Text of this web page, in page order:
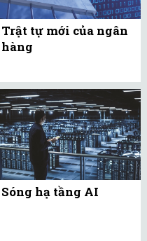
Trật tự mới của ngân
hàng
Sóng hạ tầng AI